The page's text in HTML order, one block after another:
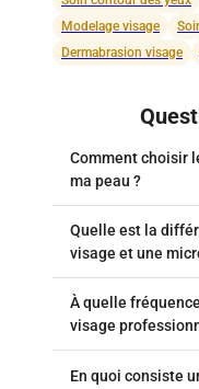
Modelage visage
Dermabrasion visage
Comment choisir
ma peau ?
Quelle est la
visage et une
À quelle
visage
En quoi consiste